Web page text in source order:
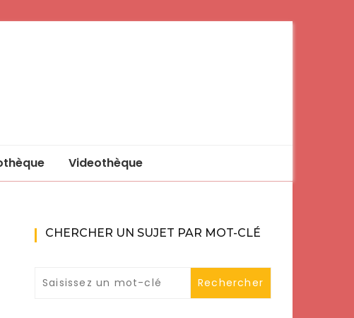
Videothèque
CHERCHER UN SUJET PAR MOT-CLÉ